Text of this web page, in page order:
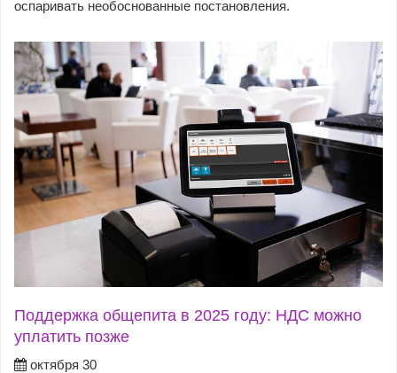
оспаривать необоснованные постановления.
Поддержка общепита в 2025 году: НДС можно
уплатить позже
октября 30